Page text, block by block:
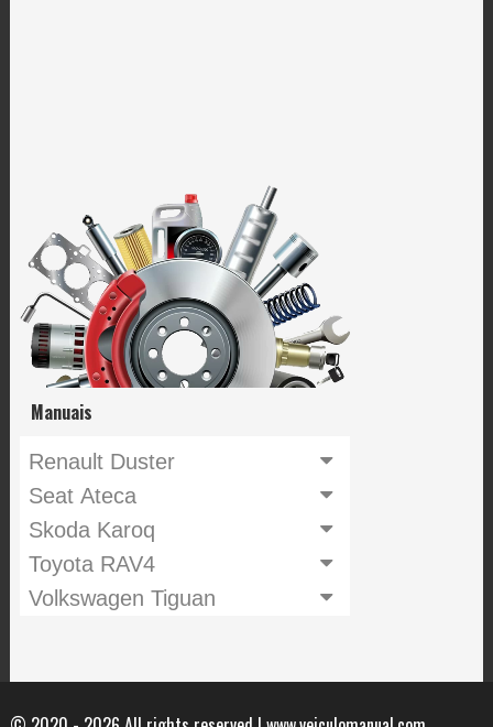
Manuais
Renault Duster
Seat Ateca
Skoda Karoq
Toyota RAV4
Volkswagen Tiguan